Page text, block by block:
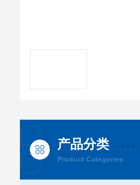
产品分类
Product Categories